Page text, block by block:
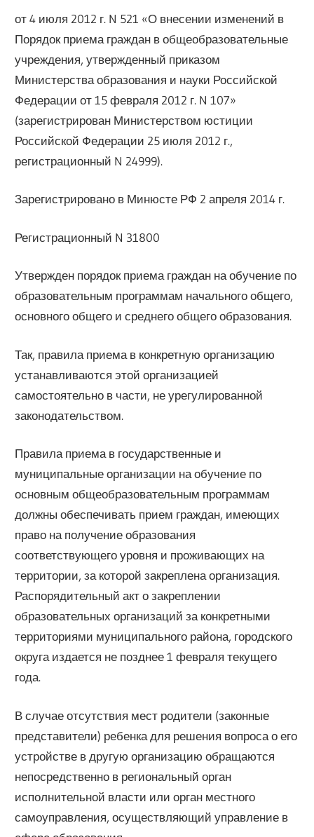
от 4 июля 2012 г. N 521 «О внесении изменений в
Порядок приема граждан в общеобразовательные
учреждения, утвержденный приказом
Министерства образования и науки Российской
Федерации от 15 февраля 2012 г. N 107»
(зарегистрирован Министерством юстиции
Российской Федерации 25 июля 2012 г.,
регистрационный N 24999).
Зарегистрировано в Минюсте РФ 2 апреля 2014 г.
Регистрационный N 31800
Утвержден порядок приема граждан на обучение по
образовательным программам начального общего,
основного общего и среднего общего образования.
Так, правила приема в конкретную организацию
устанавливаются этой организацией
самостоятельно в части, не урегулированной
законодательством.
Правила приема в государственные и
муниципальные организации на обучение по
основным общеобразовательным программам
должны обеспечивать прием граждан, имеющих
право на получение образования
соответствующего уровня и проживающих на
территории, за которой закреплена организация.
Распорядительный акт о закреплении
образовательных организаций за конкретными
территориями муниципального района, городского
округа издается не позднее 1 февраля текущего
года.
В случае отсутствия мест родители (законные
представители) ребенка для решения вопроса о его
устройстве в другую организацию обращаются
непосредственно в региональный орган
исполнительной власти или орган местного
самоуправления, осуществляющий управление в